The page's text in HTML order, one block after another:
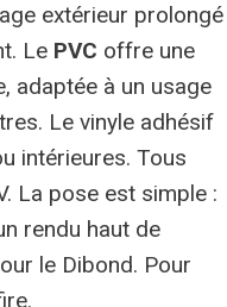
extérieur prolongé
Le PVC offre une
adaptée à un usage
Le vinyle adhésif
intérieures. Tous
La pose est simple :
rendu haut de
le Dibond. Pour